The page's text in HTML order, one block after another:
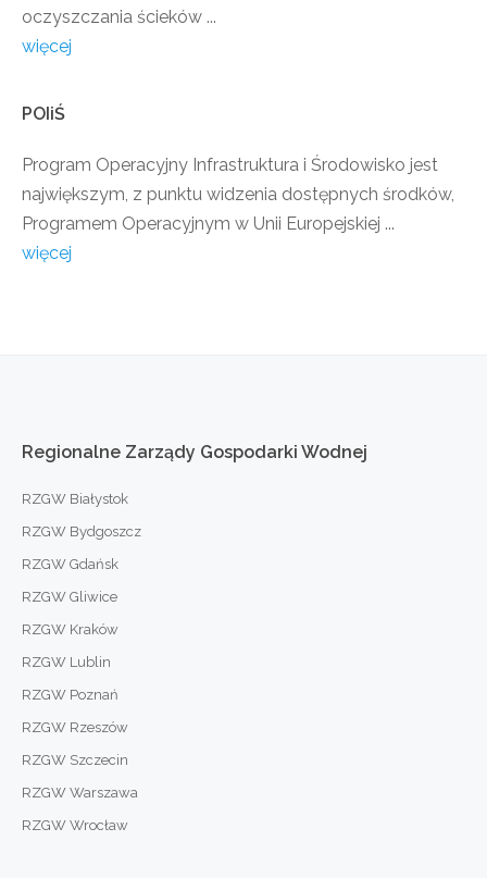
oczyszczania ścieków ...
więcej
POIiŚ
Program Operacyjny Infrastruktura i Środowisko jest
największym, z punktu widzenia dostępnych środków,
Programem Operacyjnym w Unii Europejskiej ...
więcej
Regionalne Zarządy Gospodarki Wodnej
RZGW Białystok
RZGW Bydgoszcz
RZGW Gdańsk
RZGW Gliwice
RZGW Kraków
RZGW Lublin
RZGW Poznań
RZGW Rzeszów
RZGW Szczecin
RZGW Warszawa
RZGW Wrocław